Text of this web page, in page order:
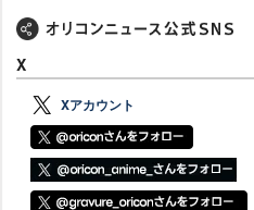
X
Xアカウント